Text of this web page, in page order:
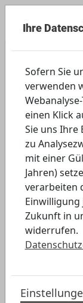
Berufliche
Viele
Thema:
Ihre
Sofern Sie
verwenden
einen Klick
Sie uns Ihre
zu
mit einer
Jahren)
verarbeiten
Zukunft in
widerrufen.